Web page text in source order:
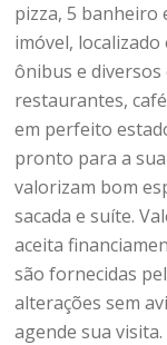
pizza, 5 banheiro
imóvel,
ônibus e diversos
restaurantes,
em perfeito
pronto para a
valorizam bom
sacada e suíte.
aceita
são fornecidas
alterações sem
agende sua